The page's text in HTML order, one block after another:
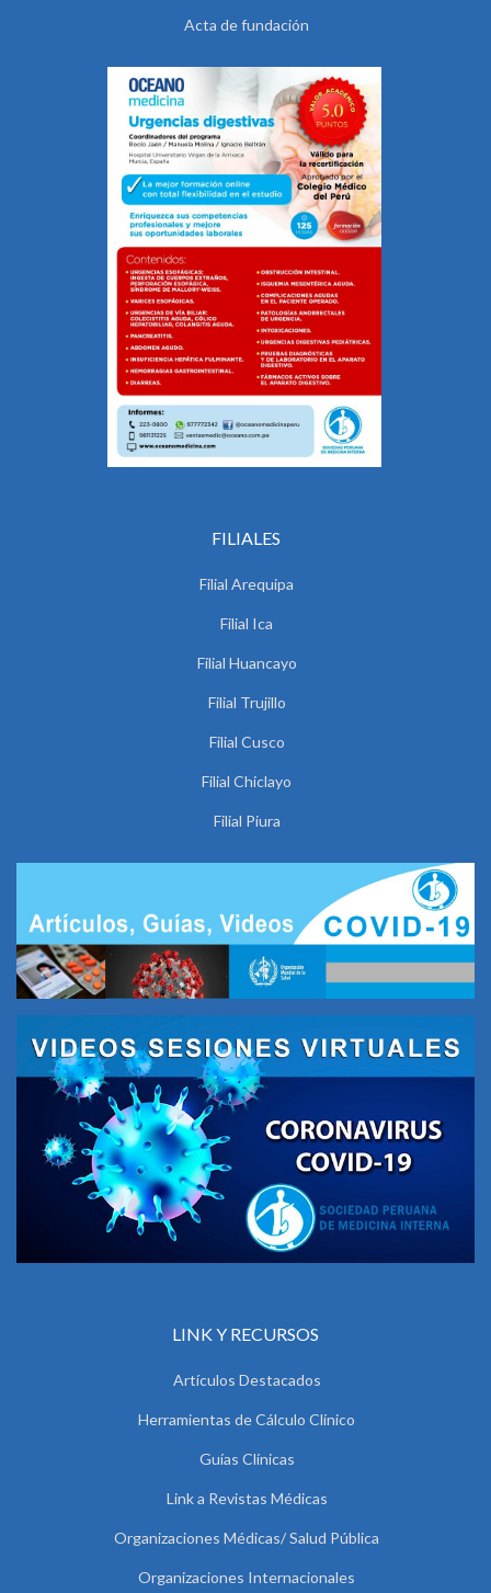
Acta de fundación
FILIALES
Filial Arequipa
Filial Ica
Filial Huancayo
Filial Trujillo
Filial Cusco
Filial Chiclayo
Filial Piura
LINK Y RECURSOS
Artículos Destacados
Herramientas de Cálculo Clínico
Guías Clínicas
Link a Revistas Médicas
Organizaciones Médicas/ Salud Pública
Organizaciones Internacionales